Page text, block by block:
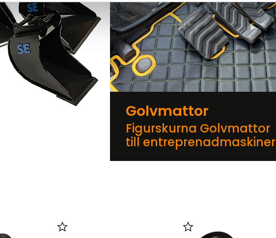
Golvmattor
Figurskurna Golvmattor
till entreprenadmaskiner
Lägg till i favoriter Lägg till i favoriter